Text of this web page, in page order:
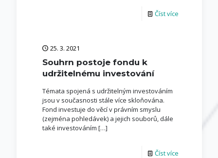
Číst více
25. 3. 2021
Souhrn postoje fondu k
udržitelnému investování
Témata spojená s udržitelným investováním
jsou v současnosti stále více skloňována.
Fond investuje do věcí v právním smyslu
(zejména pohledávek) a jejich souborů, dále
také investováním […]
Číst více